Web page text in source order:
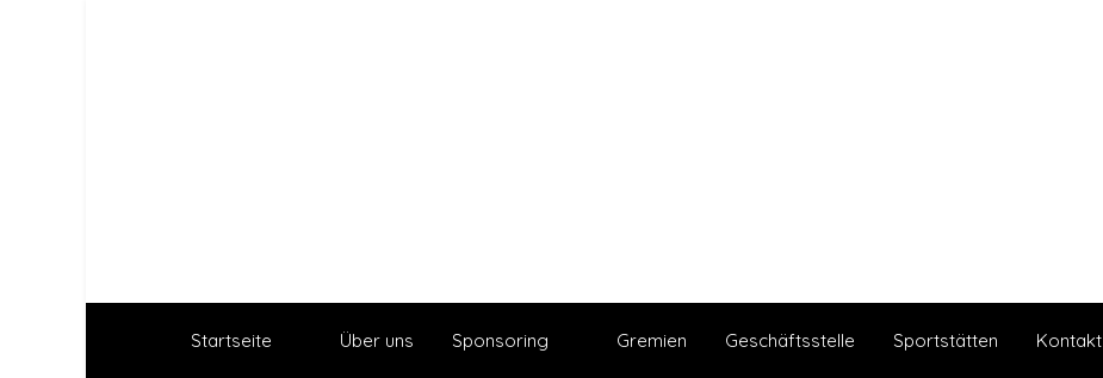
Startseite Über uns Sponsoring Gremien Geschäftsstelle Sportstätten Kontakt